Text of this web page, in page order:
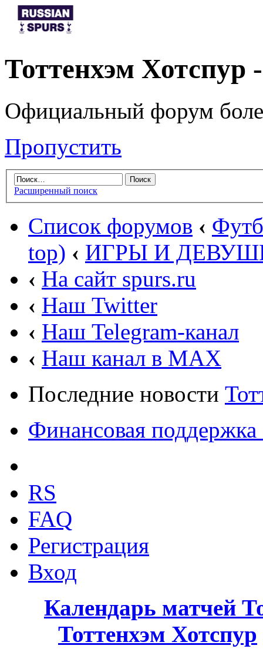
Тоттенхэм
Официальный форум
Пропустить
Расширенный поиск
Список форумов ‹
top) ‹ ИГРЫ И
‹ На сайт spurs.ru
‹ Наш Twitter
‹ Наш Telegram-канал
‹ Наш канал в MAX
Последние новости
Финансовая поддержка
RS
FAQ
Регистрация
Вход
Календарь матчей
Тоттенхэм Хотспур